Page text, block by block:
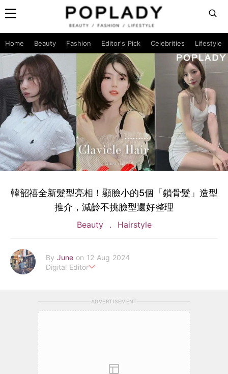
Home Beauty Fashion Editor's Pick Celebrities Lifestyle
韓韶禧全新髮型亮相！顯臉小的5個「鎖骨髮」造型
推介，減齡不挑臉型還好整理
Beauty Hairstyle
By June on 12 Aug 2024
Digital Editor
june.huang@poplady-mag.comADVERTISEMENT